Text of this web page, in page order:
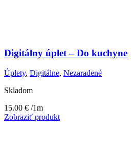
Digitálny úplet – Do kuchyne
Úplety, Digitálne, Nezaradené
Skladom
15.00 € /1m
Zobraziť produkt